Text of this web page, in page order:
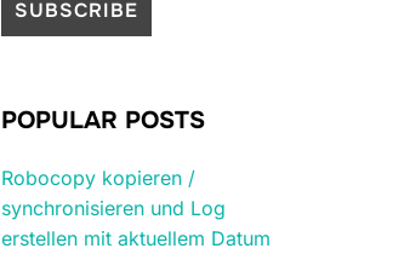
POPULAR POSTS
Robocopy kopieren /
synchronisieren und Log
erstellen mit aktuellem Datum